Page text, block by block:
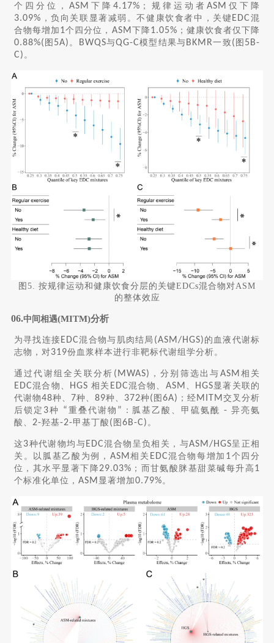
个四分位，ASM 下降4.17% ；规律运动者 ASM 仅下降
3.09% ，负向关联显著减弱。不健康饮食者中，关键 EDC 混
合物每增加 1个四分位， ASM 下降 1.05% ；健康饮食者仅下降
0.88%( 图 5A) 。 BWQS与QG-C模型结果与 BKMR一致 ( 图 5B-
C) 。
图5. 按规律运动和健康饮食分层的关键EDCs混合物对ASM
的整体效应
06.中间相遇(MITM)分析
为寻找连接 EDC混合物与肌肉结局 (ASM/HGS) 的血液代谢标
志物，对319份血浆样本进行非靶标代谢组学分析。
通过代谢组全关联分析 (MWAS) ，分别筛选出与 ASM 相关
EDC混合物、 HGS相关 EDC混合物、 ASM 、 HGS显著关联的
代谢物48种、 7种、89种、 372种 ( 图6A) ；经 MITM交叉分析
后锁定 3种 “ 重叠代谢物 ” ：胍基乙酸、甲硫氨酰-异亮氨
酸、 2-羟基-2-甲基丁酸 ( 图 6B-C) 。
这3种代谢物均与 EDC混合物呈负相关，与ASM/HGS呈正相
关。以胍基乙酸为例， ASM 相关 EDC混合物每增加 1个四分
位，其水平显著下降29.03% ；而甘氨酸脒基甜菜碱每升高 1
个标准化单位， ASM 显著增加0.79%。